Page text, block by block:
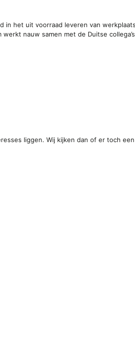
in het uit voorraad leveren van
nauw samen met de Duitse
liggen. Wij kijken dan of er toch